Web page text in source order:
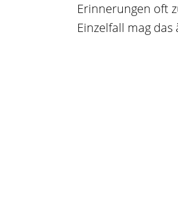
Erinnerungen oft
Einzelfall mag